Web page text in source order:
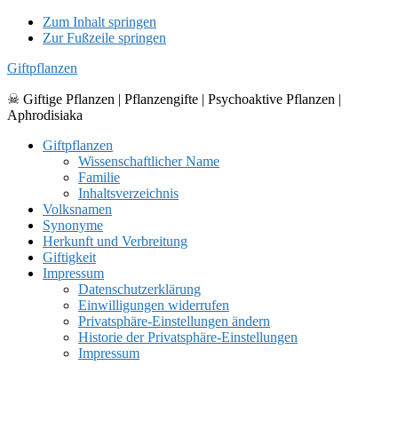
Zum Inhalt springen
Zur Fußzeile springen
Giftpflanzen
☠ Giftige Pflanzen | Pflanzengifte | Psychoaktive Pflanzen |
Aphrodisiaka
Giftpflanzen
Wissenschaftlicher Name
Familie
Inhaltsverzeichnis
Volksnamen
Synonyme
Herkunft und Verbreitung
Giftigkeit
Impressum
Datenschutzerklärung
Einwilligungen widerrufen
Privatsphäre-Einstellungen ändern
Historie der Privatsphäre-Einstellungen
Impressum